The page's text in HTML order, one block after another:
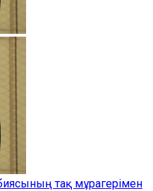
тақ мұрагерімен